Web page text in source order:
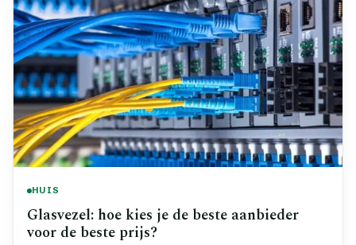
HUIS
Glasvezel: hoe kies je de beste aanbieder
voor de beste prijs?